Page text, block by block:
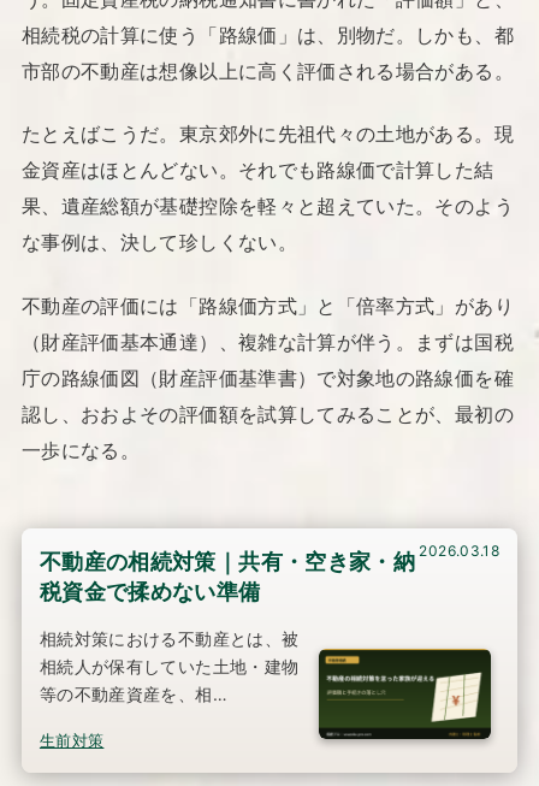
相続税の計算に使う「路線価」は、別物だ。しかも、都
市部の不動産は想像以上に高く評価される場合がある。
たとえばこうだ。東京郊外に先祖代々の土地がある。現
金資産はほとんどない。それでも路線価で計算した結
果、遺産総額が基礎控除を軽々と超えていた。そのよう
な事例は、決して珍しくない。
不動産の評価には「路線価方式」と「倍率方式」があり
（財産評価基本通達）、複雑な計算が伴う。まずは国税
庁の路線価図（財産評価基準書）で対象地の路線価を確
認し、おおよその評価額を試算してみることが、最初の
一歩になる。
不動産の相続対策｜共有・空き家・納
税資金で揉めない準備
相続対策における不動産とは、被
相続人が保有していた土地・建物
等の不動産資産を、相…
生前対策
2026.03.18